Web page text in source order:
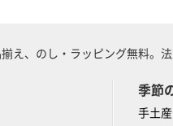
え、のし・ラッピング無料。
季節
手土産